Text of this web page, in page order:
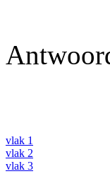
vlak 1
vlak 2
vlak 3